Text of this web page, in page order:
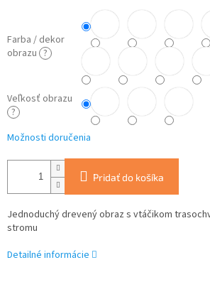
Farba / dekor
obrazu ?
Veľkosť obrazu
?
Možnosti doručenia
Pridať do košíka
Jednoduchý drevený obraz s vtáčikom
stromu
Detailné informácie